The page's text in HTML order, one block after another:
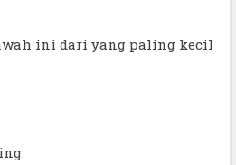
ini dari yang paling kecil